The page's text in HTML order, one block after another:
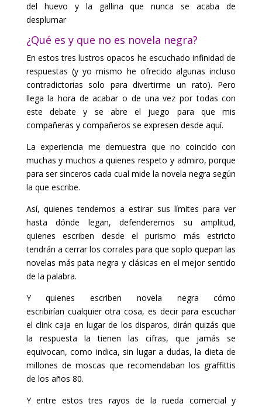
del huevo y la gallina que nunca se acaba de
desplumar
¿Qué es y que no es novela negra?
En estos tres lustros opacos he escuchado infinidad de
respuestas (y yo mismo he ofrecido algunas incluso
contradictorias solo para divertirme un rato). Pero
llega la hora de acabar o de una vez por todas con
este debate y se abre el juego para que mis
compañeras y compañeros se expresen desde aquí.
La experiencia me demuestra que no coincido con
muchas y muchos a quienes respeto y admiro, porque
para ser sinceros cada cual mide la novela negra según
la que escribe.
Así, quienes tendemos a estirar sus límites para ver
hasta dónde legan, defenderemos su amplitud,
quienes escriben desde el purismo más estricto
tendrán a cerrar los corrales para que soplo quepan las
novelas más pata negra y clásicas en el mejor sentido
de la palabra.
Y quienes escriben novela negra cómo
escribirían cualquier otra cosa, es decir para escuchar
el clink caja en lugar de los disparos, dirán quizás que
la respuesta la tienen las cifras, que jamás se
equivocan, como indica, sin lugar a dudas, la dieta de
millones de moscas que recomendaban los graffittis
de los años 80.
Y entre estos tres rayos de la rueda comercial y